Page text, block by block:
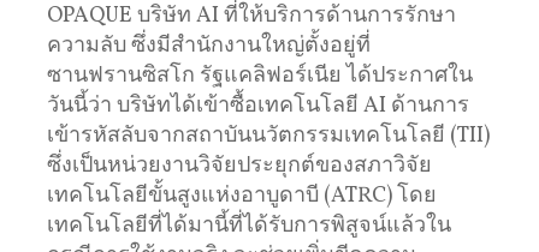
OPAQUE บริษัท AI ที่ให้บริการด้านการรักษา
ความลับ ซึ่งมีสำนักงานใหญ่ตั้งอยู่ที่
ซานฟรานซิสโก รัฐแคลิฟอร์เนีย ได้ประกาศใน
วันนี้ว่า บริษัทได้เข้าซื้อเทคโนโลยี AI ด้านการ
เข้ารหัสลับจากสถาบันนวัตกรรมเทคโนโลยี (TII)
ซึ่งเป็นหน่วยงานวิจัยประยุกต์ของสภาวิจัย
เทคโนโลยีขั้นสูงแห่งอาบูดาบี (ATRC) โดย
เทคโนโลยีที่ได้มานี้ที่ได้รับการพิสูจน์แล้วใน